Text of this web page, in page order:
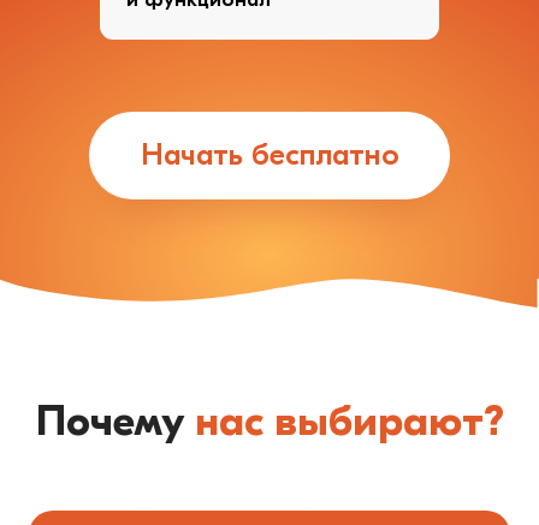
Начать бесплатно
Почему нас выбирают?